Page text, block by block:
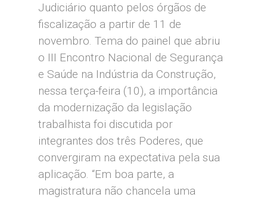
Judiciário quanto pelos órgãos de
fiscalização a partir de 11 de
novembro. Tema do painel que abriu
o III Encontro Nacional de Segurança
e Saúde na Indústria da Construção,
nessa terça-feira (10), a importância
da modernização da legislação
trabalhista foi discutida por
integrantes dos três Poderes, que
convergiram na expectativa pela sua
aplicação. “Em boa parte, a
magistratura não chancela uma